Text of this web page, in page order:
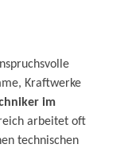
Kraftwerke
im
arbeitet oft
technischen